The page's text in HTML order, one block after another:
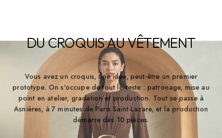
DU CROQUIS AU VÊTEMENT
Vous avez un croquis, une idée, peut-être un premier
prototype. On s'occupe de tout le reste : patronage, mise au
point en atelier, gradation et production. Tout se passe à
Asnières, à 7 minutes de Paris Saint-Lazare, et la production
démarre dès 10 pièces.